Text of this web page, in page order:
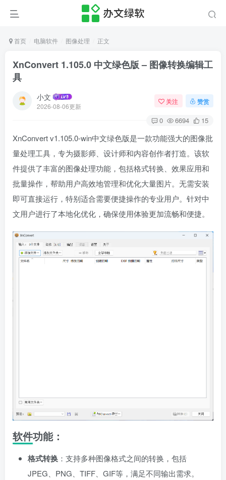
首页 电脑软件 图像处理 正文
XnConvert 1.105.0 中文绿色版 – 图像转换编辑工
具
小文
2026-08-06更新
关注 赞赏
0 6694 15
XnConvert v1.105.0-win中文绿色版是一款功能强大的图像批
量处理工具，专为摄影师、设计师和内容创作者打造。该软
件提供了丰富的图像处理功能，包括格式转换、效果应用和
批量操作，帮助用户高效地管理和优化大量图片。无需安装
即可直接运行，特别适合需要便捷操作的专业用户。针对中
文用户进行了本地化优化，确保使用体验更加流畅和便捷。
软件功能：
格式转换 ：支持多种图像格式之间的转换，包括
JPEG、PNG、TIFF、GIF等，满足不同输出需求。